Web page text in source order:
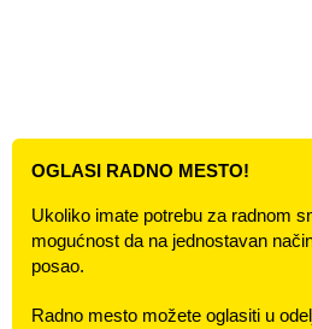
OGLASI RADNO MESTO!
Ukoliko imate potrebu za radnom
mogućnost da na jednostavan
posao.
Radno mesto možete oglasiti u